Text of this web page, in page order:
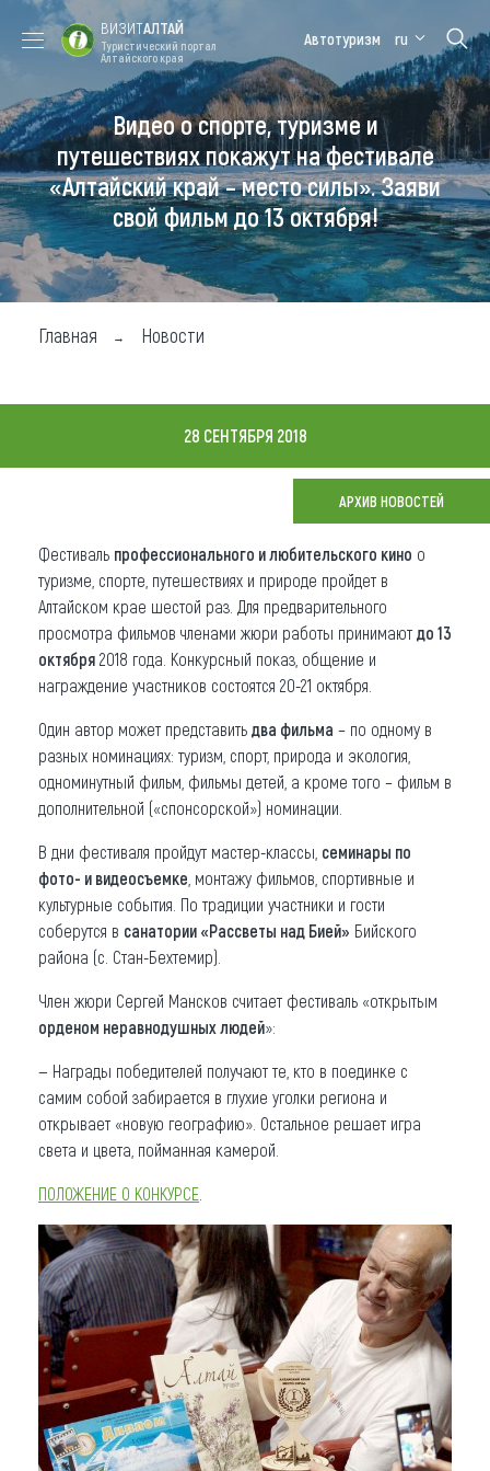
Форум VISIT
ALTAI
Цветение
маральника
Медицинский
форум
Алтайская
зимовка
Туры
Где побывать
Чем заняться
Где остановиться
О регионе
Коллекция впечатлений
Другие рубрики
ВИЗИТАЛТАЙ
Туристический портал
Алтайского края
Автотуризм ru
Видео о спорте, туризме и
путешествиях покажут на фестивале
«Алтайский край – место силы». Заяви
свой фильм до 13 октября!
Главная Новости
28 СЕНТЯБРЯ 2018
АРХИВ НОВОСТЕЙ
Фестиваль профессионального и любительского кино о
туризме, спорте, путешествиях и природе пройдет в
Алтайском крае шестой раз. Для предварительного
просмотра фильмов членами жюри работы принимают до 13
октября 2018 года. Конкурсный показ, общение и
награждение участников состоятся 20-21 октября.
Один автор может представить два фильма – по одному в
разных номинациях: туризм, спорт, природа и экология,
одноминутный фильм, фильмы детей, а кроме того – фильм в
дополнительной («спонсорской») номинации.
В дни фестиваля пройдут мастер-классы, семинары по
фото- и видеосъемке , монтажу фильмов, спортивные и
культурные события. По традиции участники и гости
соберутся в санатории «Рассветы над Бией» Бийского
района (с. Стан-Бехтемир).
Член жюри Сергей Мансков считает фестиваль «открытым
орденом неравнодушных людей»:
— Награды победителей получают те, кто в поединке с
самим собой забирается в глухие уголки региона и
открывает «новую географию». Остальное решает игра
света и цвета, пойманная камерой.
ПОЛОЖЕНИЕ О КОНКУРСЕ